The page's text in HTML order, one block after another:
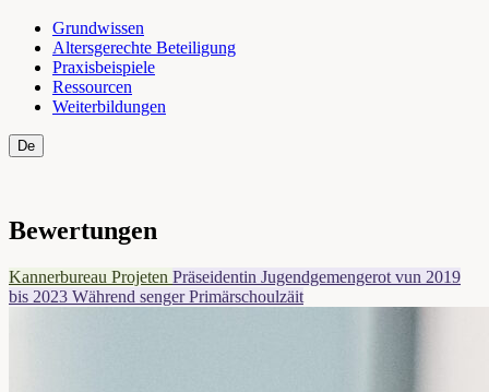
Grundwissen
Altersgerechte Beteiligung
Praxisbeispiele
Ressourcen
Weiterbildungen
De
Bewertungen
Kannerbureau Projeten Präseidentin Jugendgemengerot vun 2019
bis 2023 Während senger Primärschoulzäit